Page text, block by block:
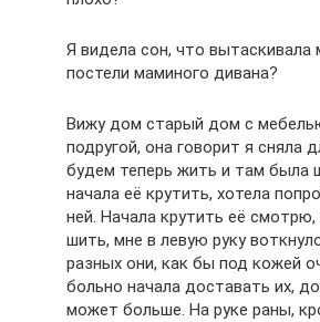
Я видела сон, что вытаскивала
постели маминого дивана?
Вижу дом старый дом с
подругой, она говорит я сняла
будем теперь жить и там была
начала её крутить, хотела
ней. Начала крутить её
шить, мне в левую руку
разных они, как бы под кожей
больно начала доставать их,
может больше. На руке раны,